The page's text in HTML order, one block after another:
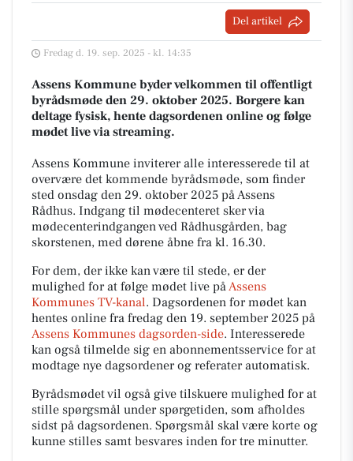
Del artikel
Fredag d. 19. sep. 2025 - kl. 14:35
Assens Kommune byder velkommen til offentligt
byrådsmøde den 29. oktober 2025. Borgere kan
deltage fysisk, hente dagsordenen online og følge
mødet live via streaming.
Assens Kommune inviterer alle interesserede til at
overvære det kommende byrådsmøde, som finder
sted onsdag den 29. oktober 2025 på Assens
Rådhus. Indgang til mødecenteret sker via
mødecenterindgangen ved Rådhusgården, bag
skorstenen, med dørene åbne fra kl. 16.30.
For dem, der ikke kan være til stede, er der
mulighed for at følge mødet live påAssens
Kommunes TV-kanal. Dagsordenen for mødet kan
hentes online fra fredag den 19. september 2025 på
Assens Kommunes dagsorden-side. Interesserede
kan også tilmelde sig en abonnementsservice for at
modtage nye dagsordener og referater automatisk.
Byrådsmødet vil også give tilskuere mulighed for at
stille spørgsmål under spørgetiden, som afholdes
sidst på dagsordenen. Spørgsmål skal være korte og
kunne stilles samt besvares inden for tre minutter.